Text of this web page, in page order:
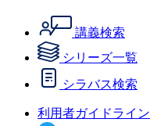
講義検索
シリーズ一覧
シラバス検索
利用者ガイドライン